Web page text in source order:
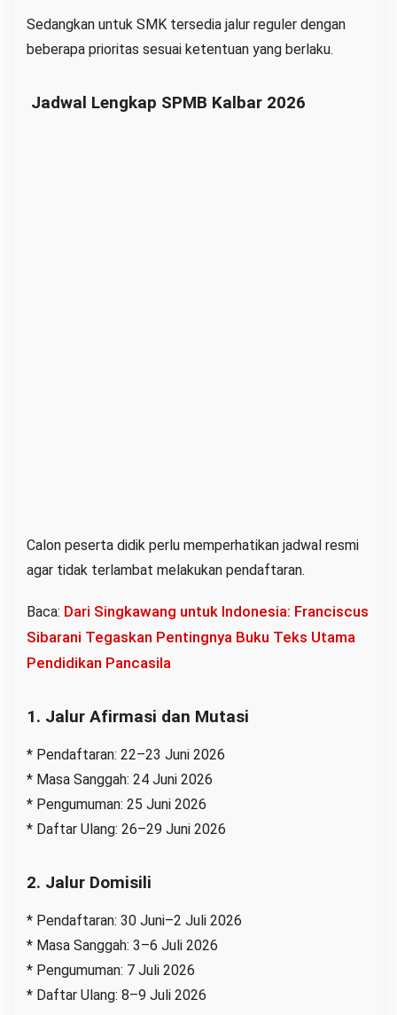
Sedangkan untuk SMK tersedia jalur reguler dengan
beberapa prioritas sesuai ketentuan yang berlaku.
Jadwal Lengkap SPMB Kalbar 2026
Calon peserta didik perlu memperhatikan jadwal resmi
agar tidak terlambat melakukan pendaftaran.
Baca: Dari Singkawang untuk Indonesia: Franciscus
Sibarani Tegaskan Pentingnya Buku Teks Utama
Pendidikan Pancasila
1. Jalur Afirmasi dan Mutasi
* Pendaftaran: 22–23 Juni 2026
* Masa Sanggah: 24 Juni 2026
* Pengumuman: 25 Juni 2026
* Daftar Ulang: 26–29 Juni 2026
2. Jalur Domisili
* Pendaftaran: 30 Juni–2 Juli 2026
* Masa Sanggah: 3–6 Juli 2026
* Pengumuman: 7 Juli 2026
* Daftar Ulang: 8–9 Juli 2026